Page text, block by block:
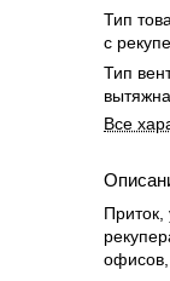
Тип
с
Тип
Все
Приток,
офисов,